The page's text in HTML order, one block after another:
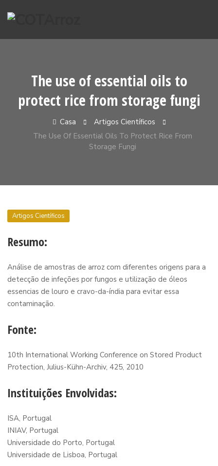
para
conteúdo
The use of essential oils to
protect rice from storage fungi
Casa
Artigos Científicos
The Use Of Essential Oils To Protect Rice From
Storage Fungi
Artigos Científicos
Resumo:
Análise de amostras de arroz com diferentes origens para a
detecção de infeções por fungos e utilização de óleos
essencias de louro e cravo-da-índia para evitar essa
contaminação.
Fonte:
10th International Working Conference on Stored Product
Protection, Julius-Kühn-Archiv, 425, 2010
Instituições Envolvidas:
ISA, Portugal
INIAV, Portugal
Universidade do Porto, Portugal
Universidade de Lisboa, Portugal